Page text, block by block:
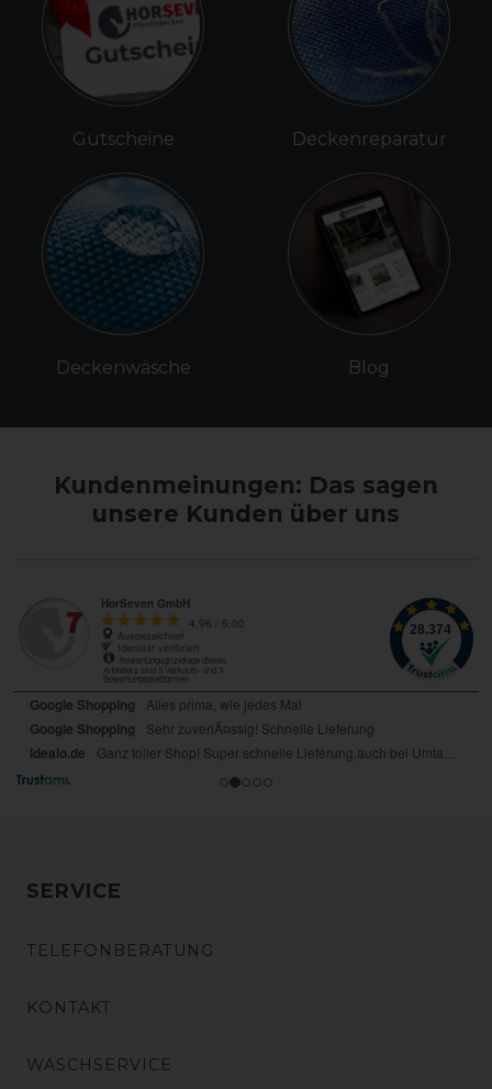
Gutscheine
Deckenwäsche
Deckenreparatur
Blog
Kundenmeinungen: Das sagen
unsere Kunden über uns
SERVICE
TELEFONBERATUNG
KONTAKT
WASCHSERVICE